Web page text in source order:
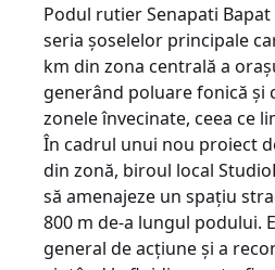
Podul rutier Senapati
seria şoselelor principale
km din zona centrală a
generând poluare fonică şi
zonele învecinate, ceea ce
În cadrul unui nou proiect
din zonă, biroul local
să amenajeze un spaţiu
800 m de-a lungul podului.
general de acţiune şi a